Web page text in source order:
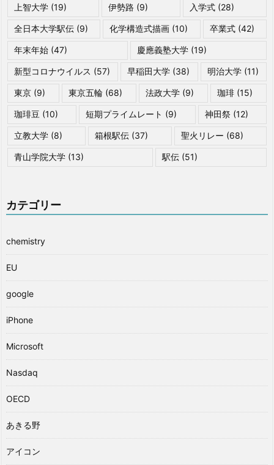
上智大学 (19) 伊勢路 (9) 入学式 (28)
全日本大学駅伝 (9) 化学構造式描画 (10) 卒業式(42)
年末年始 (47) 慶應義塾大学(19)
新型コロナウイルス (57) 早稲田大学 (38) 明治大学(11)
東京 (9) 東京五輪 (68) 法政大学 (9) 珈琲 (15)
珈琲豆 (10) 短期プライムレート (9) 神田祭(12)
立教大学 (8) 箱根駅伝 (37) 聖火リレー (68)
青山学院大学 (13) 駅伝 (51)
カテゴリー
chemistry
EU
google
iPhone
Microsoft
Nasdaq
OECD
あきる野
アイコン